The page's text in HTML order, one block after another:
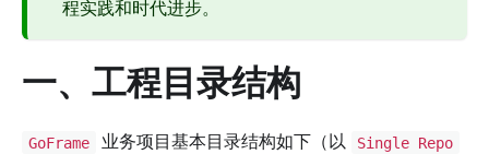
程实践和时代进步。
一、工程目录结构
GoFrame 业务项目基本目录结构如下（以 Single Repo